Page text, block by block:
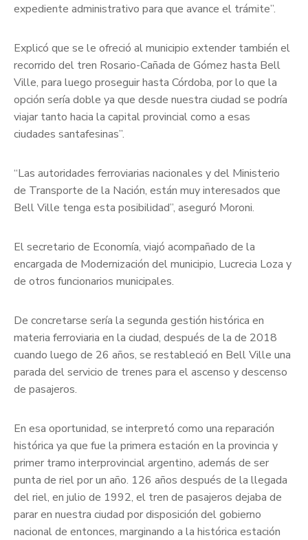
expediente administrativo para que avance el trámite”.
Explicó que se le ofreció al municipio extender también el
recorrido del tren Rosario-Cañada de Gómez hasta Bell
Ville, para luego proseguir hasta Córdoba, por lo que la
opción sería doble ya que desde nuestra ciudad se podría
viajar tanto hacia la capital provincial como a esas
ciudades santafesinas”.
“Las autoridades ferroviarias nacionales y del Ministerio
de Transporte de la Nación, están muy interesados que
Bell Ville tenga esta posibilidad”, aseguró Moroni.
El secretario de Economía, viajó acompañado de la
encargada de Modernización del municipio, Lucrecia Loza y
de otros funcionarios municipales.
De concretarse sería la segunda gestión histórica en
materia ferroviaria en la ciudad, después de la de 2018
cuando luego de 26 años, se restableció en Bell Ville una
parada del servicio de trenes para el ascenso y descenso
de pasajeros.
En esa oportunidad, se interpretó como una reparación
histórica ya que fue la primera estación en la provincia y
primer tramo interprovincial argentino, además de ser
punta de riel por un año. 126 años después de la llegada
del riel, en julio de 1992, el tren de pasajeros dejaba de
parar en nuestra ciudad por disposición del gobierno
nacional de entonces, marginando a la histórica estación